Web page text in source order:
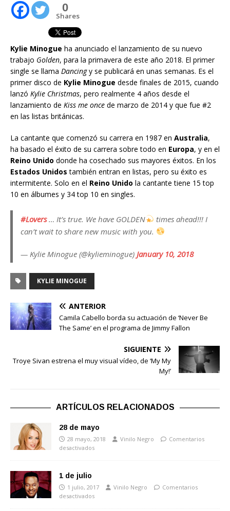
0
Shares
Kylie Minogue ha anunciado el lanzamiento de su nuevo
trabajo Golden, para la primavera de este año 2018. El primer
single se llama Dancingy se publicará en unas semanas. Es el
primer disco de Kylie Minogue desde finales de 2015, cuando
lanzó Kylie Christmas, pero realmente 4 años desde el
lanzamiento de Kiss me once de marzo de 2014 y que fue #2
en las listas británicas.
La cantante que comenzó su carrera en 1987 en Australia,
ha basado el éxito de su carrera sobre todo en Europa, y en el
Reino Unido donde ha cosechado sus mayores éxitos. En los
Estados Unidos también entran en listas, pero su éxito es
intermitente. Solo en el Reino Unido la cantante tiene 15 top
10 en álbumes y 34 top 10 en singles.
#Lovers… It’s true. We have GOLDEN
times ahead!!! I
can’t wait to share new music with you.
— Kylie Minogue (@kylieminogue) January 10, 2018
KYLIE MINOGUE
ANTERIOR
Camila Cabello borda su actuación de ‘Never Be
The Same’ en el programa de Jimmy Fallon
SIGUIENTE
Troye Sivan estrena el muy visual vídeo, de ‘My My
My!’
ARTÍCULOS RELACIONADOS
28 de mayo
28 mayo, 2018 Vinilo Negro
Comentarios
desactivados
1 de julio
1 julio, 2017 Vinilo Negro
Comentarios
desactivados